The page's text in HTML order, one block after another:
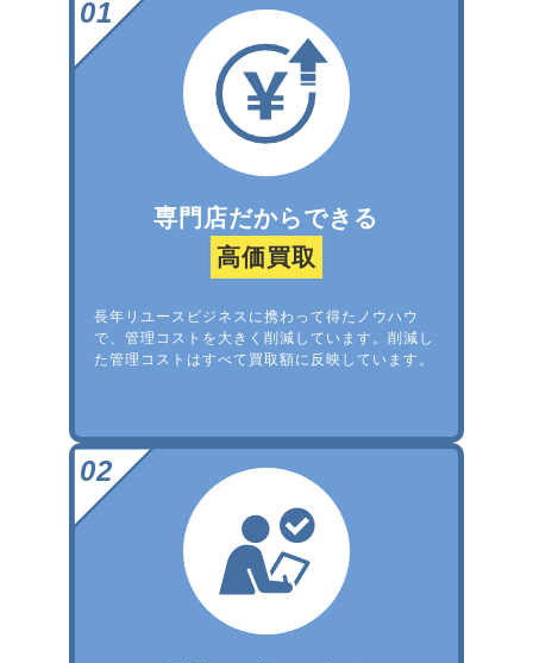
専門店だからできる
高価買取
長年リユースビジネスに携わって得たノウハウ
で、管理コストを大きく削減しています。削減し
た管理コストはすべて買取額に反映しています。